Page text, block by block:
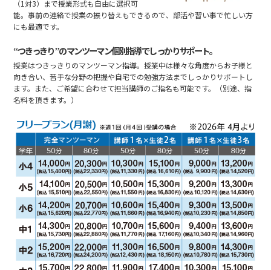
（1対3）まで授業形式も自由に選択可
能。事前の連絡で授業の振り替えもできるので、部活や習い事で忙しい方
にも最適です。
“つきっきり”のマンツーマン個別指導でしっかりサポート。
授業はつきっきりのマンツーマン指導。授業中は様々な角度からお子様と
向き合い、苦手な分野の把握や自宅での勉強方法までしっかりサポートし
ます。また、ご希望に合わせて担当講師のご指名も可能です。（別途、指
名料を頂きます。）